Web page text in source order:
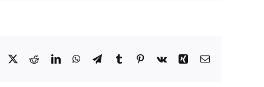
Facebook RedditLinkedInWhatsApp
TelegramTumblr Pinterest
Vk XingEmail